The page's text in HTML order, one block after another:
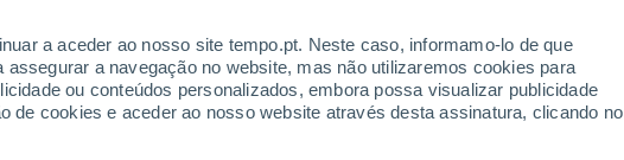
a aceder ao nosso site tempo.pt. Neste caso, informamo-lo de que
a navegação no website, mas não utilizaremos cookies para
ou conteúdos personalizados, embora possa visualizar publicidade
de cookies e aceder ao nosso website através desta assinatura, clicando no
Longwy
21°
11°
26°
13°